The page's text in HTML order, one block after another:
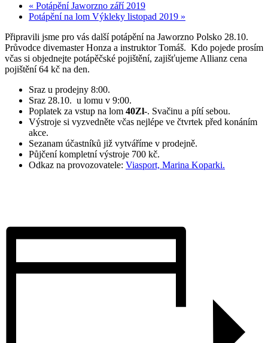
« Potápění Jaworzno září 2019
Potápění na lom Výkleky listopad 2019 »
Připravili jsme pro vás další potápění na Jaworzno Polsko 28.10.
Průvodce divemaster Honza a instruktor Tomáš. Kdo pojede prosím
včas si objednejte potápěčské pojištění, zajišťujeme Allianz cena
pojištění 64 kč na den.
Sraz u prodejny 8:00.
Sraz 28.10. u lomu v 9:00.
Poplatek za vstup na lom 40Zl-. Svačinu a pítí sebou.
Výstroje si vyzvedněte včas nejlépe ve čtvrtek před konáním
akce.
Sezanam účastníků již vytváříme v prodejně.
Půjčení kompletní výstroje 700 kč.
Odkaz na provozovatele: Viasport, Marina Koparki.